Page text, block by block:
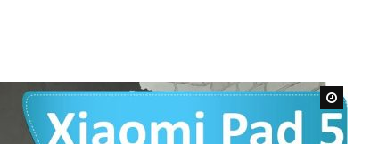
Watch